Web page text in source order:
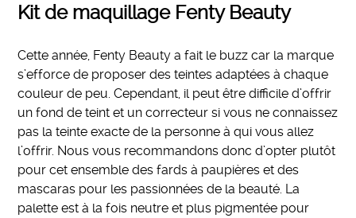
Kit de maquillage Fenty Beauty
Cette année, Fenty Beauty a fait le buzz car la marque
s’efforce de proposer des teintes adaptées à chaque
couleur de peu. Cependant, il peut être difficile d’offrir
un fond de teint et un correcteur si vous ne connaissez
pas la teinte exacte de la personne à qui vous allez
l’offrir. Nous vous recommandons donc d’opter plutôt
pour cet ensemble des fards à paupières et des
mascaras pour les passionnées de la beauté. La
palette est à la fois neutre et plus pigmentée pour